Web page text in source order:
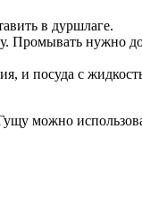
в дуршлаге.
нужно до
и посуда с
можно